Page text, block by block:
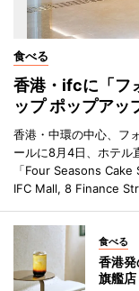
食べる
香港・ifcに「フ
ップ ポップアッ
香港・中環の中心、フ
ールに8月4日、ホテル
「Four Seasons
IFC Mall, 8 Finance
食べる
香港
旗艦店